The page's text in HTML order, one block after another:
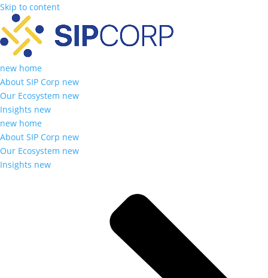
Skip to content
new home
About SIP Corp new
Our Ecosystem new
Insights new
new home
About SIP Corp new
Our Ecosystem new
Insights new